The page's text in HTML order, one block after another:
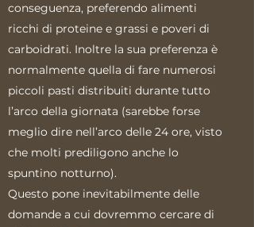
conseguenza, preferendo alimenti
ricchi di proteine e grassi e poveri di
carboidrati. Inoltre la sua preferenza è
normalmente quella di fare numerosi
piccoli pasti distribuiti durante tutto
l’arco della giornata (sarebbe forse
meglio dire nell’arco delle 24 ore, visto
che molti prediligono anche lo
spuntino notturno).
Questo pone inevitabilmente delle
domande a cui dovremmo cercare di